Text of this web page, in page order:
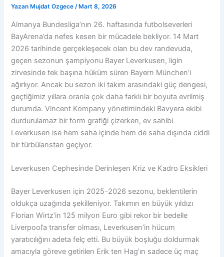
Yazan Mujdat Ozgece/ Mart 8, 2026
Almanya Bundesliga’nın 26. haftasında futbolseverleri
BayArena’da nefes kesen bir mücadele bekliyor. 14 Mart
2026 tarihinde gerçekleşecek olan bu dev randevuda,
geçen sezonun şampiyonu Bayer Leverkusen, ligin
zirvesinde tek başına hüküm süren Bayern München’i
ağırlıyor. Ancak bu sezon iki takım arasındaki güç dengesi,
geçtiğimiz yıllara oranla çok daha farklı bir boyuta evrilmiş
durumda. Vincent Kompany yönetimindeki Bavyera ekibi
durdurulamaz bir form grafiği çizerken, ev sahibi
Leverkusen ise hem saha içinde hem de saha dışında ciddi
bir türbülanstan geçiyor.
Leverkusen Cephesinde Derinleşen Kriz ve Kadro Eksikleri
Bayer Leverkusen için 2025-2026 sezonu, beklentilerin
oldukça uzağında şekilleniyor. Takımın en büyük yıldızı
Florian Wirtz’in 125 milyon Euro gibi rekor bir bedelle
Liverpool’a transfer olması, Leverkusen’in hücum
yaratıcılığını adeta felç etti. Bu büyük boşluğu doldurmak
amacıyla göreve getirilen Erik ten Hag’ın sadece üç maç